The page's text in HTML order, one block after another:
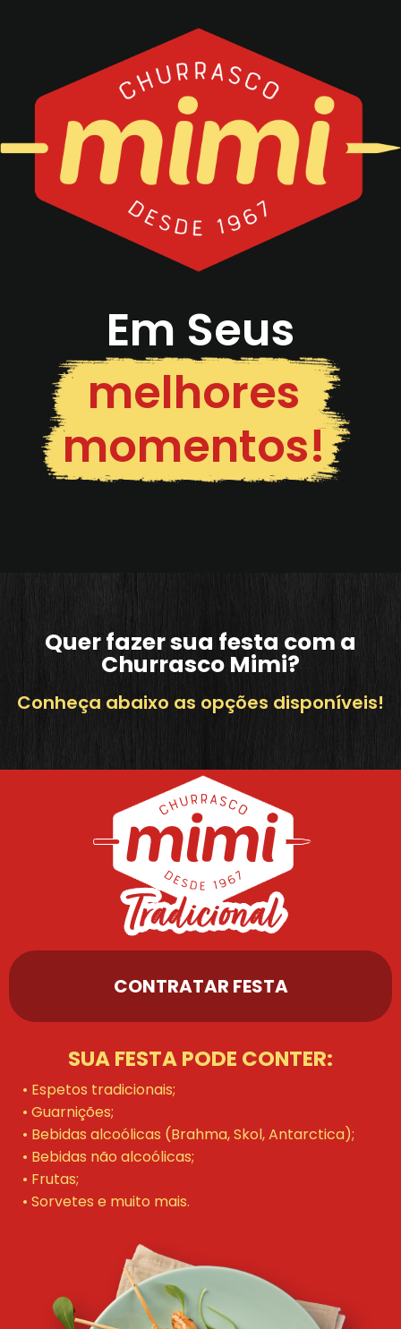
Em Seus
melhores
momentos!
Quer fazer sua festa com a
Churrasco Mimi?
Conheça abaixo as opções disponíveis!
CONTRATAR FESTA
SUA FESTA PODE CONTER:
• Espetos tradicionais;
• Guarnições;
• Bebidas alcoólicas (Brahma, Skol, Antarctica);
• Bebidas não alcoólicas;
• Frutas;
• Sorvetes e muito mais.